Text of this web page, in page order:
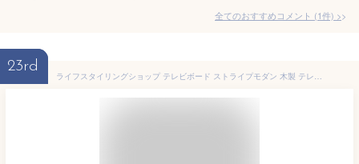
全てのおすすめコメント (1件) >
23rd
ライフスタイリングショップ テレビボード ストライプモダン 木製 テレビ台 ライトブラウン 天然木 幅120cm AN-121LB